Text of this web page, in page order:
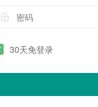
30天免登录